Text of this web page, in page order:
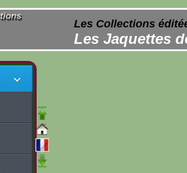
Les Collections
Les Jaquettes